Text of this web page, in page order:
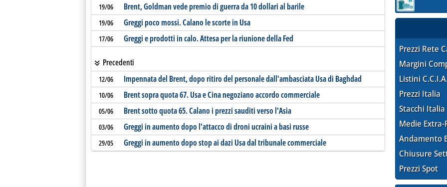
19/06 Brent, Goldman vede premio di guerra da 10 dollari al barile
19/06 Greggi poco mossi. Calano le scorte in Usa
17/06 Greggi e prodotti in calo. Attesa per la riunione della Fed
Precedenti
12/06 Impennata del Brent, dopo ritiro del personale dall'ambasciata Usa di Baghdad
10/06 Brent sopra quota 67. Usa e Cina negoziano accordo commerciale
05/06 Brent sotto quota 65. Calano i prezzi sauditi verso l'Asia
03/06 Greggi in aumento dopo l'attacco di droni ucraini a basi russe
29/05 Greggi in aumento dopo stop ai dazi Usa dal tribunale commerciale
Sezione:
Prezzi Rete
Margini
Listini
Prezzi Italia
Stacchi Italia
Medie Extra-
Andamento
Chiusure
Prezzi Spot